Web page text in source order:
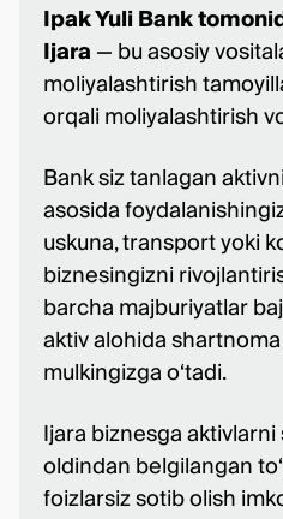
Ipak Yuli Bank
Ijara— bu asosiy
moliyalashtirish
orqali moliyalashtirish
Bank siz tanlagan
asosida
uskuna, transport yoki
biznesingizni
barcha majburiyatlar
aktiv alohida
mulkingizga o‘tadi.
Ijara biznesga
oldindan belgilangan
foizlarsiz sotib olish